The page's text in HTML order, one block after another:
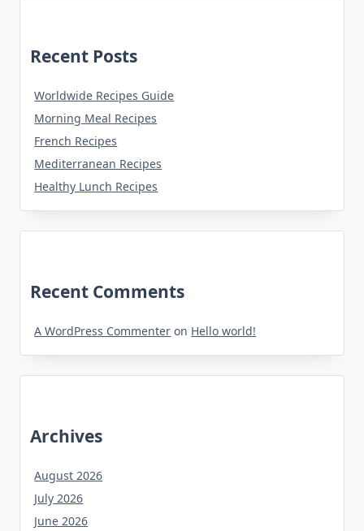
Recent Posts
Worldwide Recipes Guide
Morning Meal Recipes
French Recipes
Mediterranean Recipes
Healthy Lunch Recipes
Recent Comments
A WordPress Commenter on Hello world!
Archives
August 2026
July 2026
June 2026